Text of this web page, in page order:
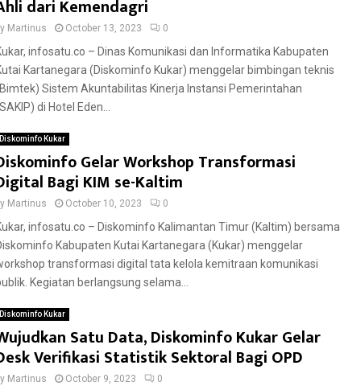
dari Kemendagri
Martinus October 13, 2023 0
infosatu.co – Dinas Komunikasi dan Informatika Kabupaten
Kartanegara (Diskominfo Kukar) menggelar bimbingan teknis
Sistem Akuntabilitas Kinerja Instansi Pemerintahan
di Hotel Eden...
Diskominfo Kukar
Gelar Workshop Transformasi
Bagi KIM se-Kaltim
Martinus October 10, 2023 0
infosatu.co – Diskominfo Kalimantan Timur (Kaltim) bersama
Kabupaten Kutai Kartanegara (Kukar) menggelar
transformasi digital tata kelola kemitraan komunikasi
Kegiatan berlangsung selama...
Diskominfo Kukar
Satu Data, Diskominfo Kukar Gelar
Verifikasi Statistik Sektoral Bagi OPD
Martinus October 9, 2023 0